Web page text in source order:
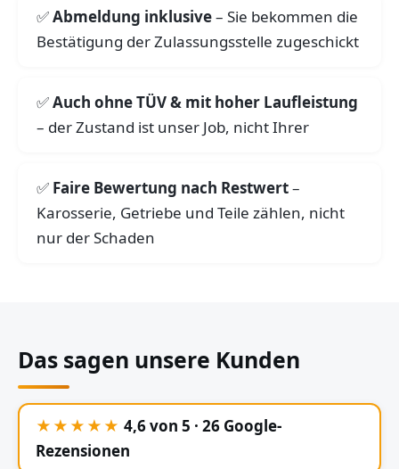
Abmeldung inklusive– Sie bekommen die
Bestätigung der Zulassungsstelle zugeschickt
Auch ohne TÜV & mit hoher Laufleistung
– der Zustand ist unser Job, nicht Ihrer
Faire Bewertung nach Restwert–
Karosserie, Getriebe und Teile zählen, nicht
nur der Schaden
Das sagen unsere Kunden
★★★★★ 4,6 von 5 · 26 Google-
Rezensionen